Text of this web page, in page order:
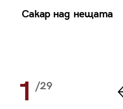
Сакар над нещата
1 /29